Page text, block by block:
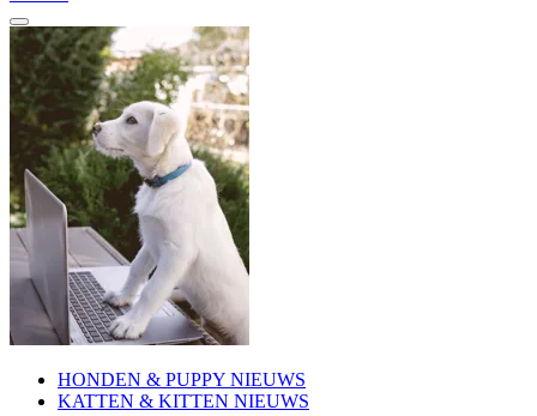
HONDEN & PUPPY NIEUWS
KATTEN & KITTEN NIEUWS